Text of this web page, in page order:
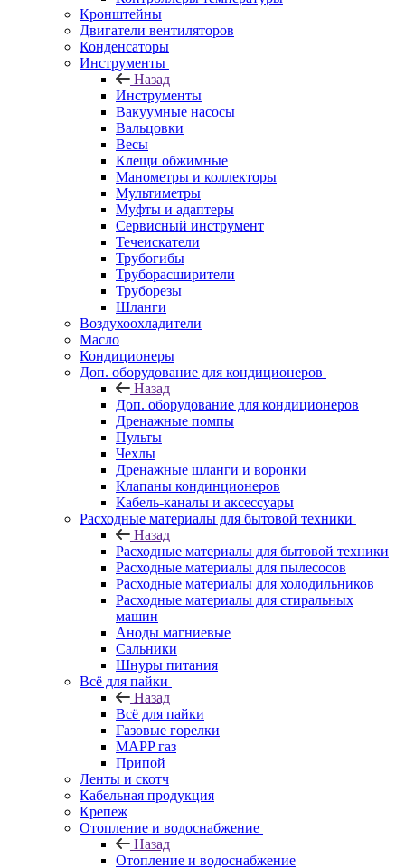
Кронштейны
Двигатели вентиляторов
Конденсаторы
Инструменты
Назад
Инструменты
Вакуумные насосы
Вальцовки
Весы
Клещи обжимные
Манометры и коллекторы
Мультиметры
Муфты и адаптеры
Сервисный инструмент
Течеискатели
Трубогибы
Труборасширители
Труборезы
Шланги
Воздухоохладители
Масло
Кондиционеры
Доп. оборудование для кондиционеров
Назад
Доп. оборудование для кондиционеров
Дренажные помпы
Пульты
Чехлы
Дренажные шланги и воронки
Клапаны кондинционеров
Кабель-каналы и аксессуары
Расходные материалы для бытовой техники
Назад
Расходные материалы для бытовой техники
Расходные материалы для пылесосов
Расходные материалы для холодильников
Расходные материалы для стиральных
машин
Аноды магниевые
Сальники
Шнуры питания
Всё для пайки
Назад
Всё для пайки
Газовые горелки
MAPP газ
Припой
Ленты и скотч
Кабельная продукция
Крепеж
Отопление и водоснабжение
Назад
Отопление и водоснабжение